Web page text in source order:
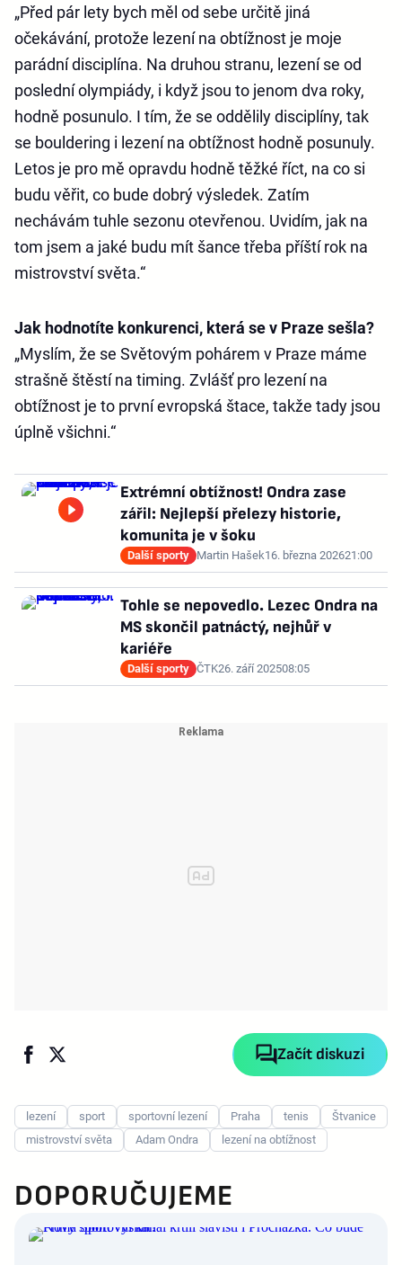
„Před pár lety bych měl od sebe určitě jiná
očekávání, protože lezení na obtížnost je moje
parádní disciplína. Na druhou stranu, lezení se od
poslední olympiády, i když jsou to jenom dva roky,
hodně posunulo. I tím, že se oddělily disciplíny, tak
se bouldering i lezení na obtížnost hodně posunuly.
Letos je pro mě opravdu hodně těžké říct, na co si
budu věřit, co bude dobrý výsledek. Zatím
nechávám tuhle sezonu otevřenou. Uvidím, jak na
tom jsem a jaké budu mít šance třeba příští rok na
mistrovství světa.“
Jak hodnotíte konkurenci, která se v Praze sešla?
„Myslím, že se Světovým pohárem v Praze máme
strašně štěstí na timing. Zvlášť pro lezení na
obtížnost je to první evropská štace, takže tady jsou
úplně všichni.“
Extrémní obtížnost! Ondra zase
zářil: Nejlepší přelezy historie,
komunita je v šoku
Další sporty Martin Hašek16. března 202621:00
Tohle se nepovedlo. Lezec Ondra na
MS skončil patnáctý, nejhůř v
kariéře
Další sporty ČTK26. září 202508:05
Začít diskuzi
lezení sport sportovní lezení Praha tenis
Štvanice
mistrovství světa
Adam Ondra lezení na obtížnost
DOPORUČUJEME